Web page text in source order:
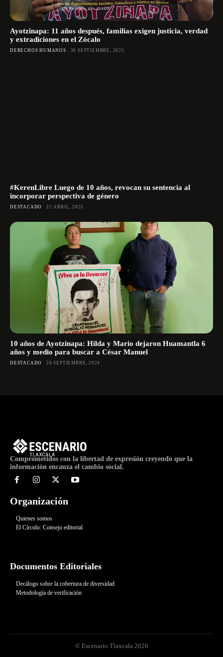
Ayotzinapa: 11 años después, familias exigen justicia, verdad
y extradiciones en el Zócalo
DERECHOS HUMANOS 30 SEPTIEMBRE, 2025
#KerenLibre Luego de 10 años, revocan su sentencia al
incorporar perspectiva de género
DESTACADO 22 ABRIL, 2025
10 años de Ayotzinapa: Hilda y Mario dejaron Huamantla 6
años y medio para buscar a César Manuel
DESTACADO 26 SEPTIEMBRE, 2024
Comprometidos con la libertad de expresión creyendo que la
información encauza el cambio social.
Organización
Quienes somos
El Círculo: Consejo editorial
Documentos Editoriales
Decálogo sobre la cobertura de diversidad
Metodología de verificación
© Escenario Tlaxcala 2026